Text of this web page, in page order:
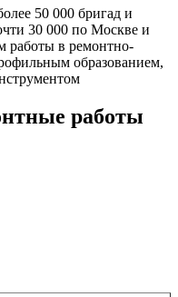
50 000 бригад и
30 000 по Москве и
работы в ремонтно-
образованием,
работы